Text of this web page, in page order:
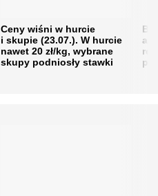
Ceny wiśni w hurcie
i skupie (23.07.). W hurcie
nawet 20 zł/kg, wybrane
skupy podniosły stawki